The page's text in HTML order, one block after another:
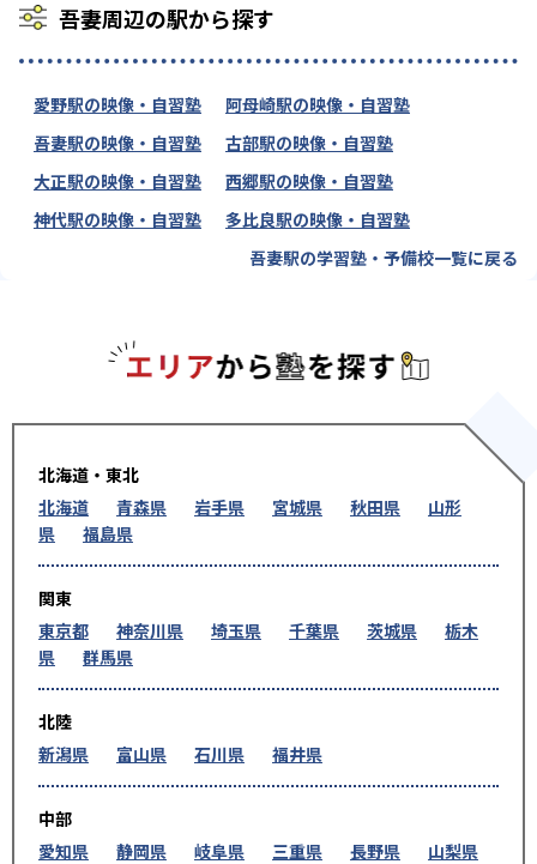
吾妻周辺の駅から探す
愛野駅の映像・自習塾
阿母崎駅の映像・自習塾
吾妻駅の映像・自習塾
古部駅の映像・自習塾
大正駅の映像・自習塾
西郷駅の映像・自習塾
神代駅の映像・自習塾
多比良駅の映像・自習塾
吾妻駅の学習塾・予備校一覧に戻る
北海道・東北
北海道
青森県 岩手県 宮城県 秋田県
山形
県
福島県
関東
東京都
神奈川県 埼玉県 千葉県 茨城県
栃木
県
群馬県
北陸
新潟県
富山県 石川県 福井県
中部
愛知県
静岡県 岐阜県 三重県 長野県 山梨県